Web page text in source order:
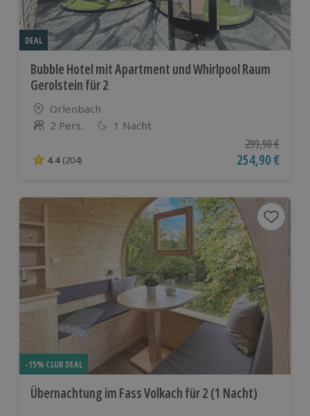
DEAL
Bubble Hotel mit Apartment und Whirlpool Raum
Gerolstein für 2
Standort
Orlenbach
Anzahl der Teilnehmer
2 Pers. 1 Nacht
4.4 von 5 Sternen basierend auf 204 Bewertungen
4.4 (204)
Ursprünglicher
299,90 €
Aktueller Preis
254,90 €
-15% CLUB DEAL
Übernachtung im Fass Volkach für 2 (1 Nacht)